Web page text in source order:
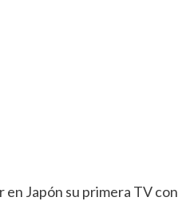
en Japón su primera TV con